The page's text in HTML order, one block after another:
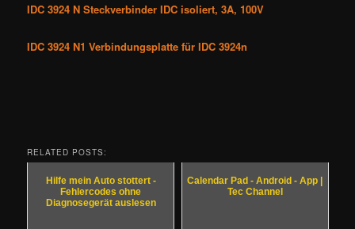
IDC 3924 N Steckverbinder IDC isoliert, 3A, 100V
IDC 3924 N1 Verbindungsplatte für IDC 3924n
RELATED POSTS:
Hilfe mein Auto stottert -
Fehlercodes ohne
Diagnosegerät auslesen
Calendar Pad - Android - App |
Tec Channel